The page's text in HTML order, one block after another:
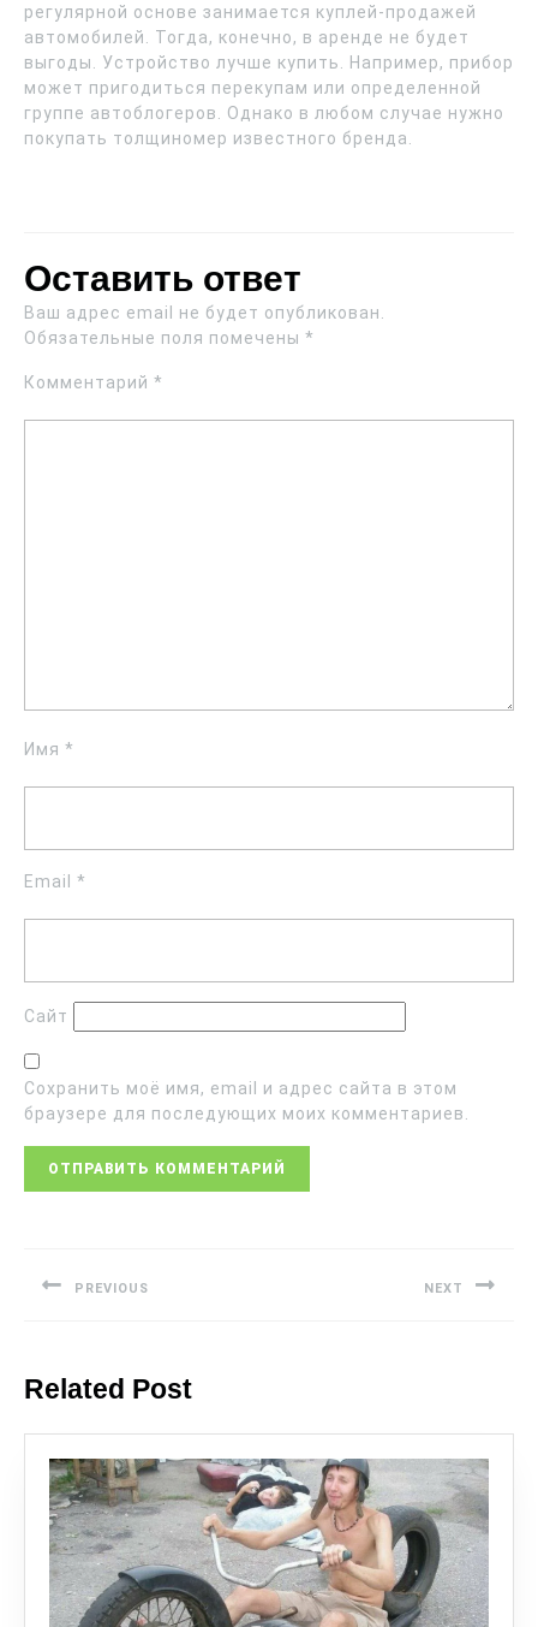
регулярной основе занимается куплей-продажей
автомобилей. Тогда, конечно, в аренде не будет
выгоды. Устройство лучше купить. Например, прибор
может пригодиться перекупам или определенной
группе автоблогеров. Однако в любом случае нужно
покупать толщиномер известного бренда.
Оставить ответ
Ваш адрес email не будет опубликован.
Обязательные поля помечены *
Комментарий *
Имя *
Email *
Сайт
Сохранить моё имя, email и адрес сайта в этом
браузере для последующих моих комментариев.
PREVIOUS NEXT
Related Post